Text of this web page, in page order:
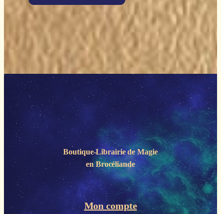
Boutique-Librairie deMagie
en Brocéliande
Mon compte